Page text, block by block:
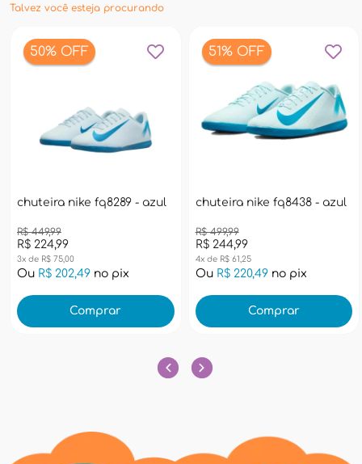
Talvez você esteja procurando
50% OFF
chuteira nike fq8289 - azul
R$ 224,99
R$ 449,99
3x de R$ 75,00
Ou R$ 202,49 no pix
Comprar
51% OFF
chuteira nike fq8438 - azul
R$ 244,99
R$ 499,99
4x de R$ 61,25
Ou R$ 220,49no pix
Comprar